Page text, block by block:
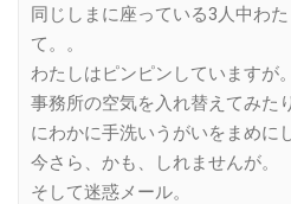
同じしまに座っている3人中わ
て。。
わたしはピンピンしていますが。
事務所の空気を入れ替えてみたり
にわかに手洗いうがいをまめに
今さら、かも、しれませんが。
そして迷惑メール。